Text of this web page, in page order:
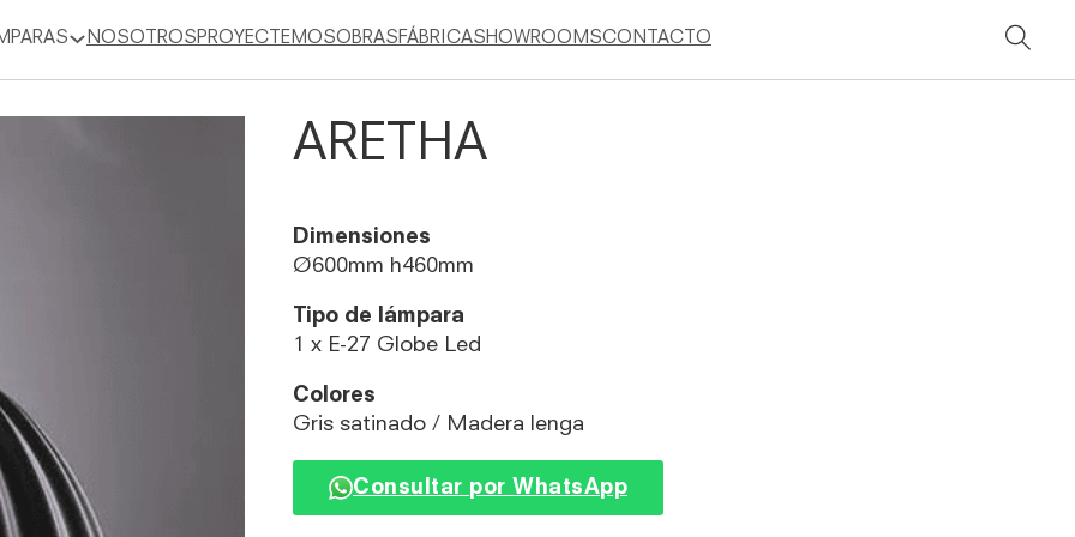
NOSOTROS PROYECTEMOSOBRAS FÁBRICASHOWROOMSCONTACTO
ARETHA
Dimensiones
Ø600mm h460mm
Tipo de lámpara
1 x E-27 Globe Led
Colores
Gris satinado / Madera lenga
Consultar por WhatsApp